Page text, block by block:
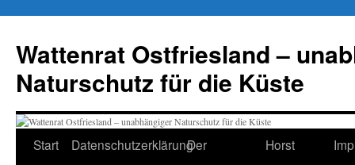
springen
Wattenrat Ostfriesland –
Naturschutz für die Küste
Start DatenschutzerklärungDer
Horst